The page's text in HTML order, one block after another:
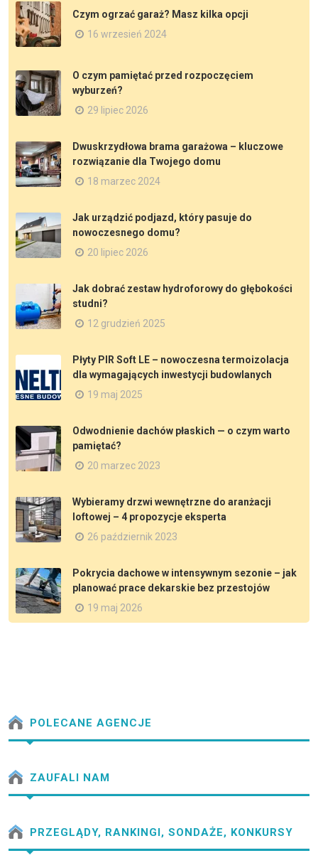
Czym ogrzać garaż? Masz kilka opcji
16 wrzesień 2024
O czym pamiętać przed rozpoczęciem
wyburzeń?
29 lipiec 2026
Dwuskrzydłowa brama garażowa – kluczowe
rozwiązanie dla Twojego domu
18 marzec 2024
Jak urządzić podjazd, który pasuje do
nowoczesnego domu?
20 lipiec 2026
Jak dobrać zestaw hydroforowy do głębokości
studni?
12 grudzień 2025
Płyty PIR Soft LE – nowoczesna termoizolacja
dla wymagających inwestycji budowlanych
19 maj 2025
Odwodnienie dachów płaskich — o czym warto
pamiętać?
20 marzec 2023
Wybieramy drzwi wewnętrzne do aranżacji
loftowej – 4 propozycje eksperta
26 październik 2023
Pokrycia dachowe w intensywnym sezonie – jak
planować prace dekarskie bez przestojów
19 maj 2026
POLECANE AGENCJE
ZAUFALI NAM
PRZEGLĄDY, RANKINGI, SONDAŻE, KONKURSY